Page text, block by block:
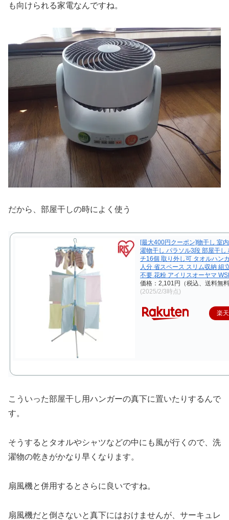
も向けられる家電なんですね。
だから、部屋干しの時によく使う
[最大400円クーポン]物干し 室
濯物干し パラソル3段 部屋干し
チ16個 取り外し可 タオルハン
人分 省スペース スリム収納 組
不要 花粉 アイリスオーヤマ
価格：2,101円（税込、送料無
(2025/2/3時点)
楽
こういった部屋干し用ハンガーの真下に置いたりするんで
す。
そうするとタオルやシャツなどの中にも風が行くので、洗
濯物の乾きがかなり早くなります。
扇風機と併用するとさらに良いですね。
扇風機だと倒さないと真下にはおけませんが、サーキュレ